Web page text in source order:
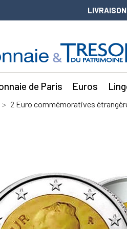
de Paris Euros
2 Euro commémoratives